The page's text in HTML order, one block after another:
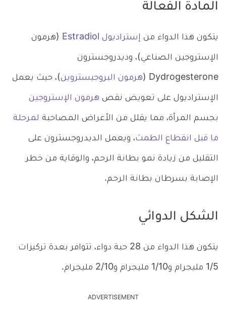
المادة الفعالة
يتكون هذا الدواء من إستراديول Estradiol (هرمون
الإستروجين الصناعي)، وديدروجسترون
Dydrogesterone ( هرمون البروجيستروين)، حيث يعمل
الإستراديول على تعويض نقص هرمون الإستروجين
بجسم المرأة، مما يقلل من الأعراض المصاحبة لمرحلة
ما قبل انقطاع الطمث، ويعمل الديدروجسترون على
التقليل من زيادة نمو بطانة الرحم، والوقاية من خطر
الإصابة بسرطان بطانة الرحم.
الشكل الدوائي
يتكون هذا الدواء من 28 حبة دواء، تتوافر بعدة تركيزات
1/5 مليجرام و1/10 مليجرام و2/10 مليجرام.
ADVERTISEMENT